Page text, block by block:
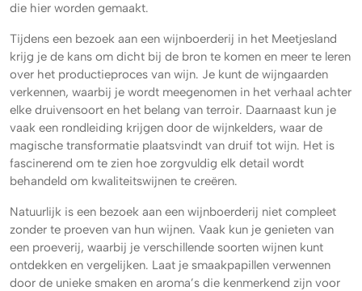
die hier worden gemaakt.
Tijdens een bezoek aan een wijnboerderij in het Meetjesland
krijg je de kans om dicht bij de bron te komen en meer te leren
over het productieproces van wijn. Je kunt de wijngaarden
verkennen, waarbij je wordt meegenomen in het verhaal achter
elke druivensoort en het belang van terroir. Daarnaast kun je
vaak een rondleiding krijgen door de wijnkelders, waar de
magische transformatie plaatsvindt van druif tot wijn. Het is
fascinerend om te zien hoe zorgvuldig elk detail wordt
behandeld om kwaliteitswijnen te creëren.
Natuurlijk is een bezoek aan een wijnboerderij niet compleet
zonder te proeven van hun wijnen. Vaak kun je genieten van
een proeverij, waarbij je verschillende soorten wijnen kunt
ontdekken en vergelijken. Laat je smaakpapillen verwennen
door de unieke smaken en aroma’s die kenmerkend zijn voor